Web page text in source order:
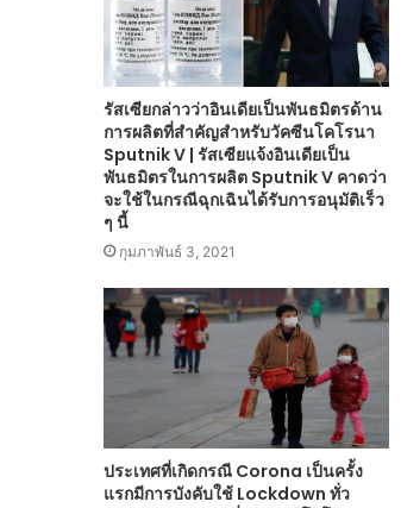
รัสเซียกล่าวว่าอินเดียเป็นพันธมิตรด้าน
การผลิตที่สำคัญสำหรับวัคซีนโคโรนา
Sputnik V | รัสเซียแจ้งอินเดียเป็น
พันธมิตรในการผลิต Sputnik V คาดว่า
จะใช้ในกรณีฉุกเฉินได้รับการอนุมัติเร็ว
ๆ นี้
กุมภาพันธ์ 3, 2021
ประเทศที่เกิดกรณี Corona เป็นครั้ง
แรกมีการบังคับใช้ Lockdown ทั่ว